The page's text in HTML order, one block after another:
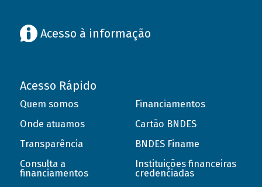
Acesso à informação
Acesso Rápido
Quem somos
Onde atuamos
Transparência
Consulta a
financiamentos
Financiamentos
Cartão BNDES
BNDES Finame
Instituições financeiras
credenciadas